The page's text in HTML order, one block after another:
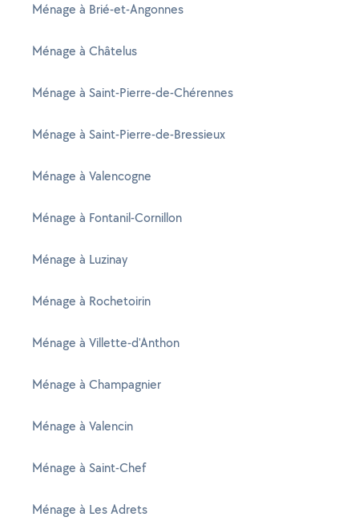
Ménage à Brié-et-Angonnes
Ménage à Châtelus
Ménage à Saint-Pierre-de-Chérennes
Ménage à Saint-Pierre-de-Bressieux
Ménage à Valencogne
Ménage à Fontanil-Cornillon
Ménage à Luzinay
Ménage à Rochetoirin
Ménage à Villette-d'Anthon
Ménage à Champagnier
Ménage à Valencin
Ménage à Saint-Chef
Ménage à Les Adrets